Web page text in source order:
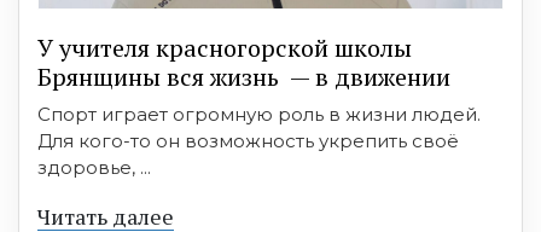
У учителя красногорской школы
Брянщины вся жизнь — в движении
Спорт играет огромную роль в жизни людей.
Для кого-то он возможность укрепить своё
здоровье, ...
Читать далее